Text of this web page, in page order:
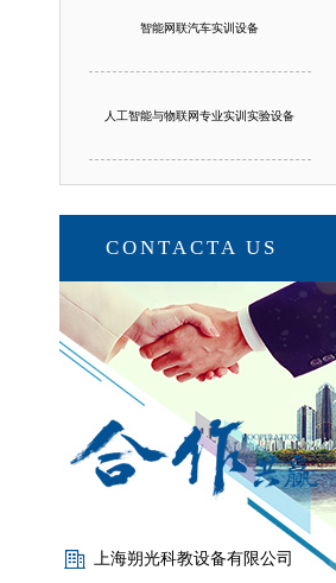
智能网联汽车实训设备
人工智能与物联网专业实训实验设备
CONTACTA US
上海朔光科教设备有限公司